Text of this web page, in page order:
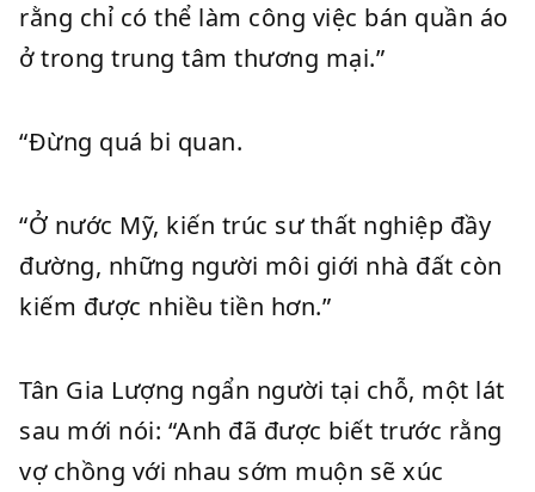
rằng chỉ có thể làm công việc bán quần áo
ở trong trung tâm thương mại.”
“Đừng quá bi quan.
“Ở nước Mỹ, kiến trúc sư thất nghiệp đầy
đường, những người môi giới nhà đất còn
kiếm được nhiều tiền hơn.”
Tân Gia Lượng ngẩn người tại chỗ, một lát
sau mới nói: “Anh đã được biết trước rằng
vợ chồng với nhau sớm muộn sẽ xúc